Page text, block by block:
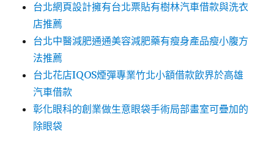
台北網頁設計擁有台北票貼有樹林汽車借款與洗衣
店推薦
台北中醫減肥通通美容減肥藥有瘦身產品瘦小腹方
法推薦
台北花店IQOS煙彈專業竹北小額借款飲界於高雄
汽車借款
彰化眼科的創業做生意眼袋手術局部畫室可疊加的
除眼袋